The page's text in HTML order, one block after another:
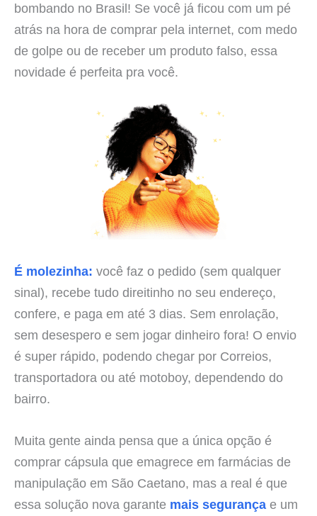
bombando no Brasil! Se você já ficou com um pé
atrás na hora de comprar pela internet, com medo
de golpe ou de receber um produto falso, essa
novidade é perfeita pra você.
É molezinha: você faz o pedido (sem qualquer
sinal), recebe tudo direitinho no seu endereço,
confere, e paga em até 3 dias. Sem enrolação,
sem desespero e sem jogar dinheiro fora! O envio
é super rápido, podendo chegar por Correios,
transportadora ou até motoboy, dependendo do
bairro.
Muita gente ainda pensa que a única opção é
comprar cápsula que emagrece em farmácias de
manipulação em São Caetano, mas a real é que
essa solução nova garante mais segurança e um